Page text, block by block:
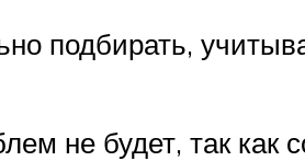
подбирать,
не будет, так